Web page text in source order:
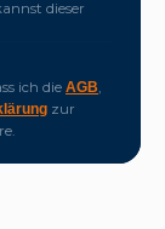
dieser
ich die AGB,
zur